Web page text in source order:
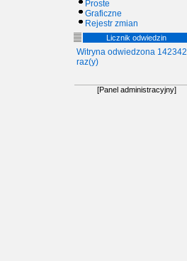
Proste
Graficzne
Rejestr zmian
Licznik odwiedzin
Witryna odwiedzona 142342
raz(y)
[Panel administracyjny]